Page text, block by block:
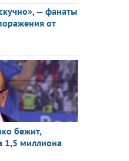
— фанаты
от
бежит,
1,5 миллиона